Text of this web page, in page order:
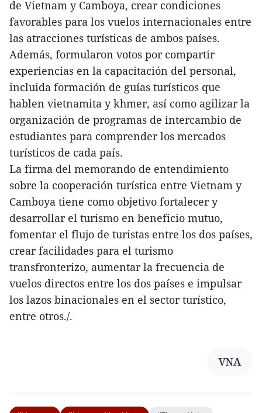
de Vietnam y Camboya, crear condiciones
favorables para los vuelos internacionales entre
las atracciones turísticas de ambos países.
Además, formularon votos por compartir
experiencias en la capacitación del personal,
incluida formación de guías turísticos que
hablen vietnamita y khmer, así como agilizar la
organización de programas de intercambio de
estudiantes para comprender los mercados
turísticos de cada país.
La firma del memorando de entendimiento
sobre la cooperación turística entre Vietnam y
Camboya tiene como objetivo fortalecer y
desarrollar el turismo en beneficio mutuo,
fomentar el flujo de turistas entre los dos países,
crear facilidades para el turismo
transfronterizo, aumentar la frecuencia de
vuelos directos entre los dos países e impulsar
los lazos binacionales en el sector turístico,
entre otros./.
VNA